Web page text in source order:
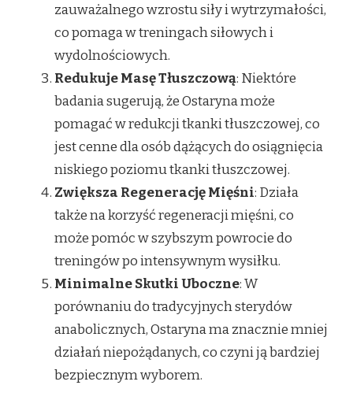
zauważalnego wzrostu siły i wytrzymałości,
co pomaga w treningach siłowych i
wydolnościowych.
Redukuje Masę Tłuszczową: Niektóre
badania sugerują, że Ostaryna może
pomagać w redukcji tkanki tłuszczowej, co
jest cenne dla osób dążących do osiągnięcia
niskiego poziomu tkanki tłuszczowej.
Zwiększa Regenerację Mięśni: Działa
także na korzyść regeneracji mięśni, co
może pomóc w szybszym powrocie do
treningów po intensywnym wysiłku.
Minimalne Skutki Uboczne: W
porównaniu do tradycyjnych sterydów
anabolicznych, Ostaryna ma znacznie mniej
działań niepożądanych, co czyni ją bardziej
bezpiecznym wyborem.